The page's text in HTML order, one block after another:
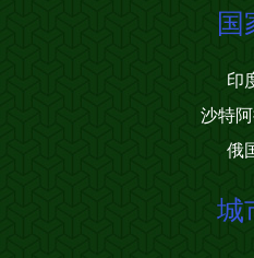
国
印
沙特
俄
城